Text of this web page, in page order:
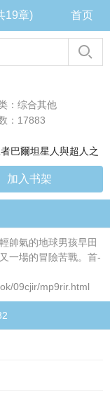
19章) 首页
：综合其他
：17883
巴爾坦星人與超人之
加入书架
帥氣的地球男孩早田
一場的冒險苦戰。首-
09cjir/mp9rir.html